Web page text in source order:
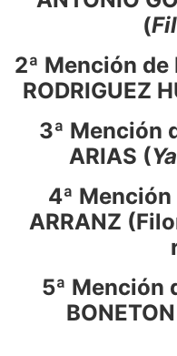
(
2ª Mención de
RODRIGUEZ
3ª Mención
ARIAS (
4ª Mención
ARRANZ
5ª Mención